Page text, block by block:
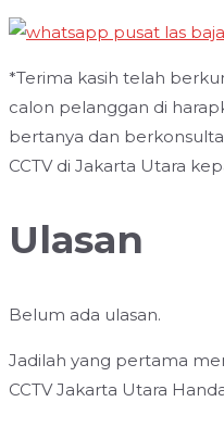
*Terima kasih telah
calon pelanggan di
bertanya dan
CCTV di Jakarta Utara
Ulasan
Belum ada ulasan.
Jadilah yang pertama
CCTV Jakarta Utara